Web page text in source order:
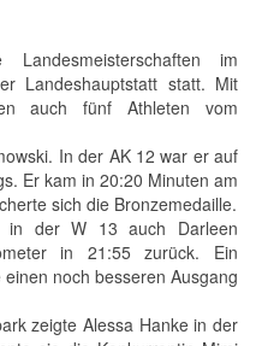
im
Landeshauptstatt statt. Mit
auch fünf Athleten vom
In der AK 12 war er auf
Er kam in 20:20 Minuten am
sich die Bronzemedaille.
in der W 13 auch Darleen
in 21:55 zurück. Ein
noch besseren Ausgang
zeigte Alessa Hanke in der